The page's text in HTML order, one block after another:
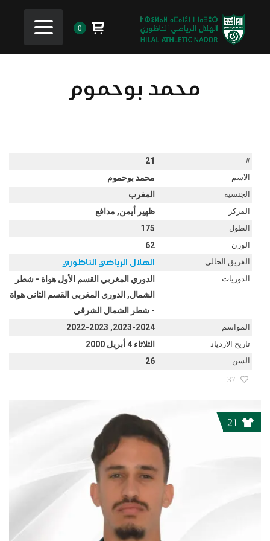
0
محمد بوحموم
#
21
الاسم محمد بوحموم
الجنسية المغرب
المركز ظهير أيمن, مدافع
الطول 175
الوزن 62
الفريق الحالي الهلال الرياضي الناظوري
الدوريات
الدوري المغربي القسم الأول هواة - شطر
الشمال, الدوري المغربي القسم الثاني هواة
- شطر الشمال الشرقي
المواسم 2023-2024, 2022-2023
تاريخ الازدياد الثلاثاء 4 أبريل 2000
السن 26
37
21